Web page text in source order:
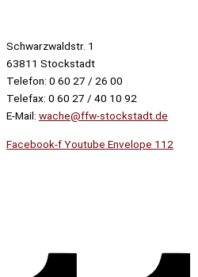
Schwarzwaldstr. 1
63811 Stockstadt
Telefon: 0 60 27 / 26 00
Telefax: 0 60 27 / 40 10 92
E-Mail: wache@ffw-stockstadt.de
Facebook-fYoutube Envelope 112